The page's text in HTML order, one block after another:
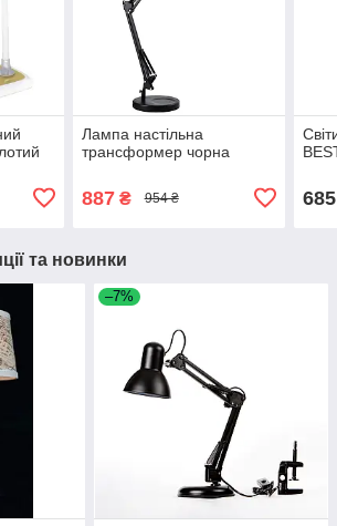
Лампа настільна
трансформер чорна
887₴ 954 ₴
та новинки
–7%